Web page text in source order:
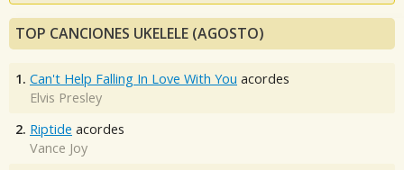
TOP CANCIONES UKELELE (AGOSTO)
1. Can't Help Falling In Love With You acordes
Elvis Presley
2. Riptide acordes
Vance Joy